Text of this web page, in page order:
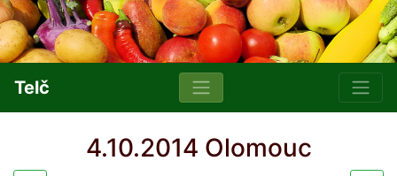
Telč
4.10.2014 Olomouc